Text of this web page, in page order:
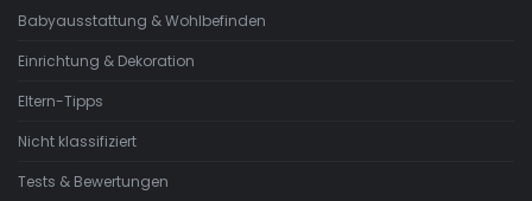
Babyausstattung & Wohlbefinden
Einrichtung & Dekoration
Eltern-Tipps
Nicht klassifiziert
Tests & Bewertungen